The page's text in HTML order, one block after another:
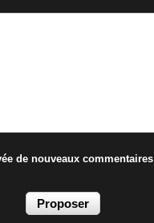
de nouveaux commentaires